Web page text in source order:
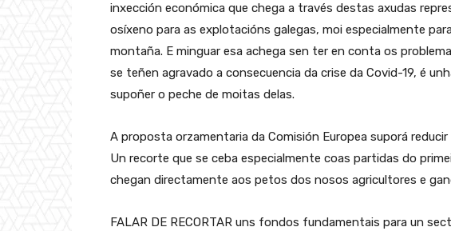
inxección económica que chega a través destas axudas
osíxeno para as explotacións galegas, moi especialmente
montaña. E minguar esa achega sen ter en conta os
se teñen agravado a consecuencia da crise da Covid-19, é
supoñer o peche de moitas delas.
A proposta orzamentaria da Comisión Europea suporá
Un recorte que se ceba especialmente coas partidas do
chegan directamente aos petos dos nosos agricultores e
FALAR DE RECORTAR uns fondos fundamentais para un